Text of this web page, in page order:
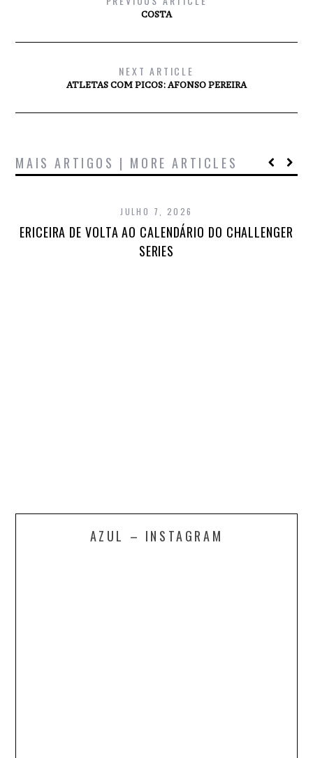
COSTA
NEXT ARTICLE
ATLETAS COM PICOS: AFONSO PEREIRA
MAIS ARTIGOS | MORE ARTICLES
JULHO 7, 2026
ERICEIRA DE VOLTA AO CALENDÁRIO DO CHALLENGER
SERIES
AZUL – INSTAGRAM